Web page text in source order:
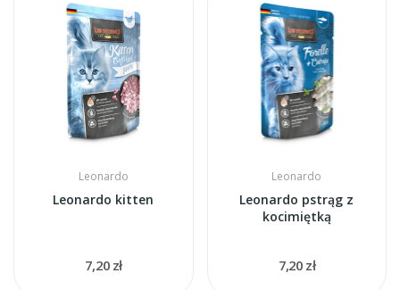
Leonardo
Leonardo kitten
7,20 zł
Leonardo
Leonardo pstrąg z
kocimiętką
7,20 zł